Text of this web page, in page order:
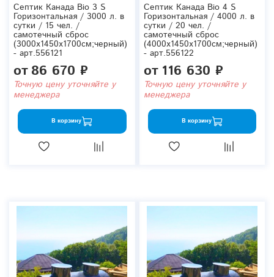
Септик Канада Bio 3 S
Горизонтальная / 3000 л. в
сутки / 15 чел. /
самотечный сброс
(3000x1450x1700см;черный)
- арт.556121
от86 670 ₽
Точную цену уточняйте у
менеджера
В корзину
Септик Канада Bio 4 S
Горизонтальная / 4000 л. в
сутки / 20 чел. /
самотечный сброс
(4000x1450x1700см;черный)
- арт.556122
от 116 630 ₽
Точную цену уточняйте у
менеджера
В корзину